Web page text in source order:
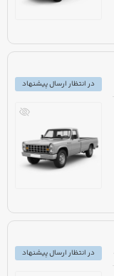
در انتظار ارسال پیشنهاد
در انتظار ارسال پیشنهاد